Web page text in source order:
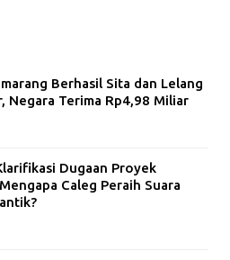
Berhasil Sita dan Lelang
Negara Terima Rp4,98 Miliar
Dugaan Proyek
Caleg Peraih Suara